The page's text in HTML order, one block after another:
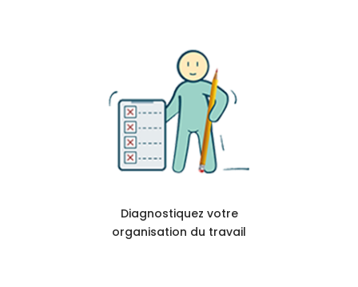
Diagnostiquez votre
organisation du travail